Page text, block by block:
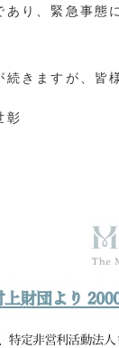
あり、緊急事態
きますが、皆
彰